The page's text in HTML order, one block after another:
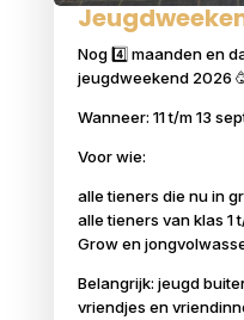
Nog 4️⃣ maanden en
jeugdweekend 2026
Wanneer: 11 t/m 13
Voor wie:
alle tieners die nu in
alle tieners van klas 1
Grow en
Belangrijk: jeugd
vriendjes en